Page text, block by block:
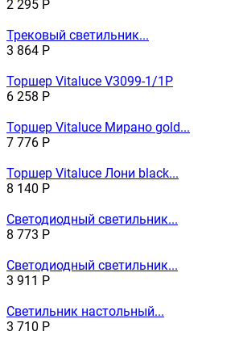
2 295 Р
Трековый светильник...
3 864 Р
Торшер Vitaluce V3099-1/1P
6 258 Р
Торшер Vitaluce Мирано gold...
7 776 Р
Торшер Vitaluce Лони black...
8 140 Р
Светодиодный светильник...
8 773 Р
Светодиодный светильник...
3 911 Р
Светильник настольный...
3 710 Р